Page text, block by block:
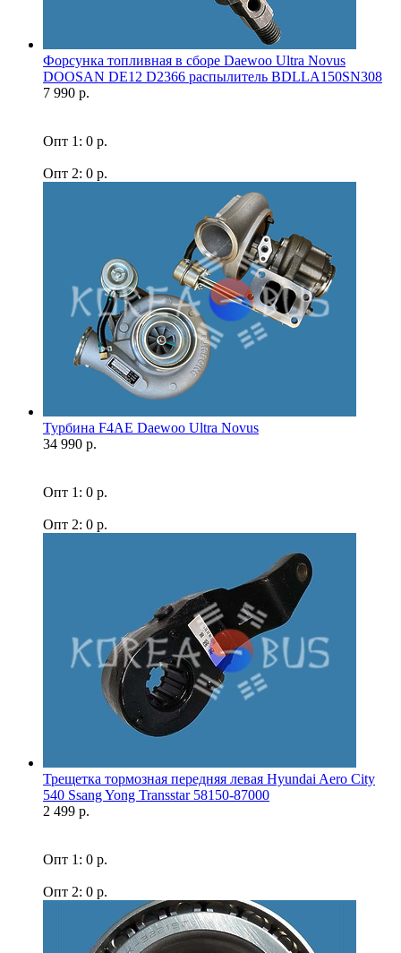
Форсунка топливная в сборе Daewoo Ultra Novus
DOOSAN DE12 D2366 распылитель BDLLA150SN308
7 990 р.
Опт 1: 0 р.
Опт 2: 0 р.
Турбина F4AE Daewoo Ultra Novus
34 990 р.
Опт 1: 0 р.
Опт 2: 0 р.
Трещетка тормозная передняя левая Hyundai Aero City
540 Ssang Yong Transstar 58150-87000
2 499 р.
Опт 1: 0 р.
Опт 2: 0 р.